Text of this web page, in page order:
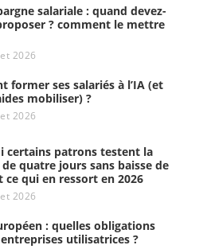
salariale : quand devez-
? comment le mettre
2026
former ses salariés à l’IA (et
mobiliser) ?
2026
certains patrons testent la
quatre jours sans baisse de
ce qui en ressort en 2026
2026
: quelles obligations
utilisatrices ?